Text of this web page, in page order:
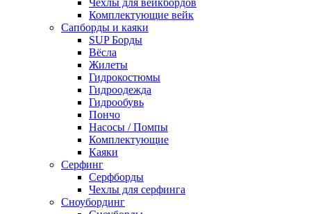
Чехлы для вейкбордов
Комплектующие вейк
Сапборды и каяки
SUP Борды
Вёсла
Жилеты
Гидрокостюмы
Гидроодежда
Гидрообувь
Пончо
Насосы / Помпы
Комплектующие
Каяки
Серфинг
Серфборды
Чехлы для серфинга
Сноубординг